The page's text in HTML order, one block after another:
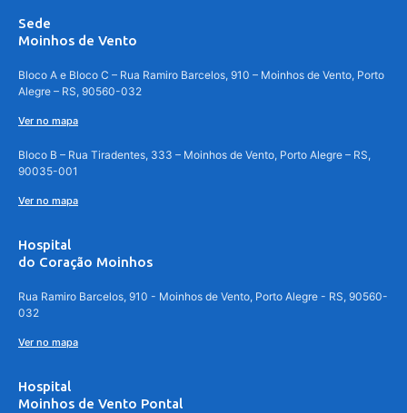
Sede
Moinhos de Vento
Bloco A e Bloco C – Rua Ramiro Barcelos, 910 – Moinhos de Vento, Porto
Alegre – RS, 90560-032
Ver no mapa
Bloco B – Rua Tiradentes, 333 – Moinhos de Vento, Porto Alegre – RS,
90035-001
Ver no mapa
Hospital
do Coração Moinhos
Rua Ramiro Barcelos, 910 - Moinhos de Vento, Porto Alegre - RS, 90560-
032
Ver no mapa
Hospital
Moinhos de Vento Pontal